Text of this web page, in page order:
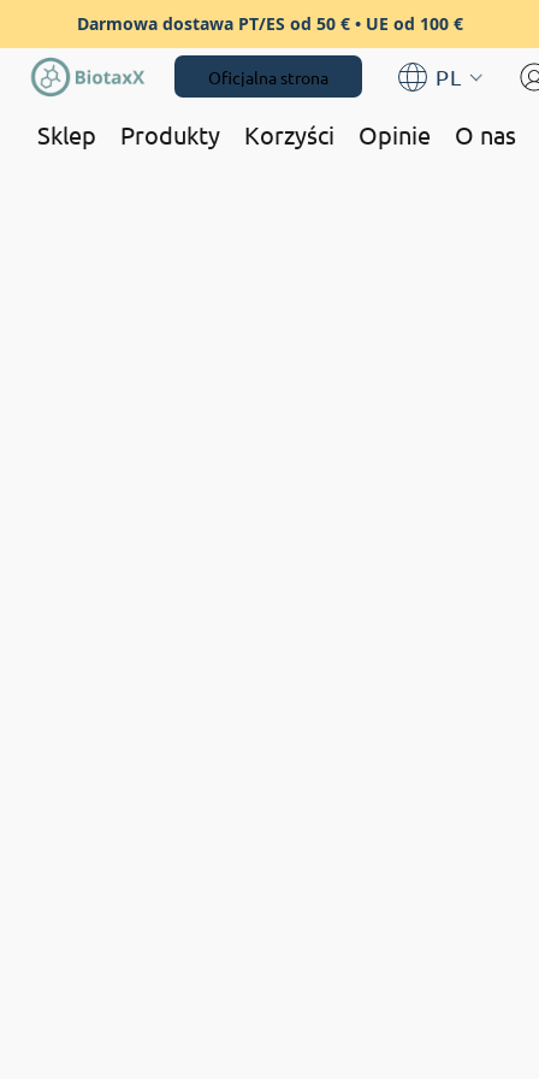
Darmowa dostawa PT/ES od 50 € • UE od 100 €
Oficjalna strona PL
Sklep Produkty Korzyści Opinie O nas